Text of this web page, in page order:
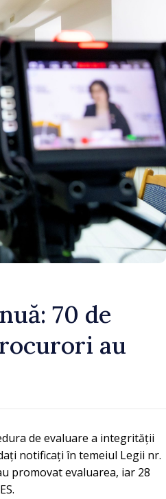
70 de
au
de evaluare a integrității
notificați în temeiul Legii nr.
promovat evaluarea, iar 28
de